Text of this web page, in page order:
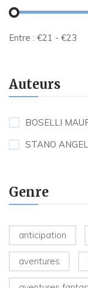
Entre : €21 - €23
Auteurs
BOSELLI
STANO
Genre
anticipation
aventures